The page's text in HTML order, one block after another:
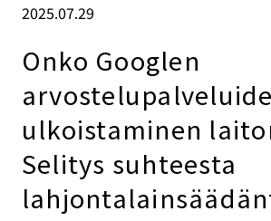
2025.07.29
Onko Googlen
ulkoistaminen
Selitys suhteesta